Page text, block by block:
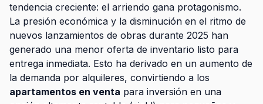
tendencia creciente: el arriendo gana protagonismo.
La presión económica y la disminución en el ritmo de
nuevos lanzamientos de obras durante 2025 han
generado una menor oferta de inventario listo para
entrega inmediata. Esto ha derivado en un aumento de
la demanda por alquileres, convirtiendo a los
apartamentos en venta para inversión en una